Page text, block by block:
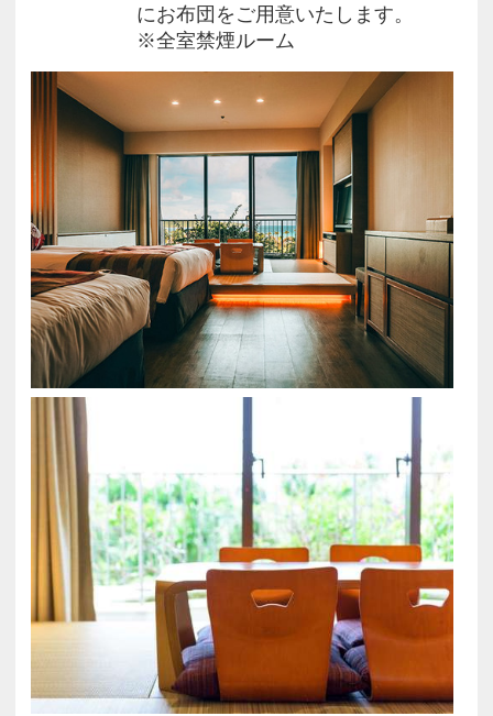
※館内営業内容や工事に関するご案内は、公式ホー
ムページよりご確認ください。
にお布団をご用意いたします。
※全室禁煙ルーム